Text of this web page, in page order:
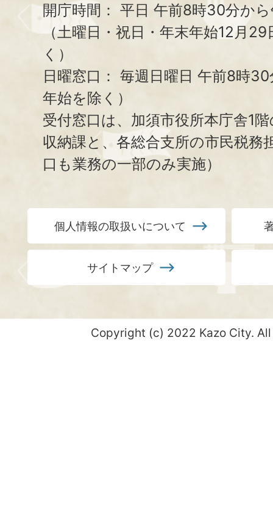
開庁時間： 平日 午前8時30分か
（土曜日・祝日・年末年始12月
く）
日曜窓口： 毎週日曜日 午前8時
年始を除く）
受付窓口は、加須市役所本庁舎1
収納課と、 各総合支所の市民税務
口も業務の一部のみ実施）
個人情報の取扱いについて
サイトマップ
Copyright (c) 2022 Kazo City.